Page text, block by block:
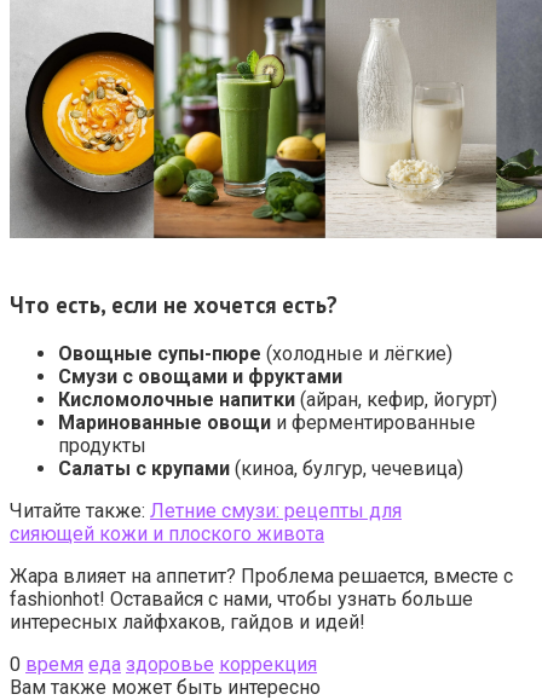
Что есть, если не хочется есть?
Овощные супы-пюре (холодные и лёгкие)
Смузи с овощами и фруктами
Кисломолочные напитки (айран, кефир, йогурт)
Маринованные овощи и ферментированные
продукты
Салаты с крупами (киноа, булгур, чечевица)
Читайте также: Летние смузи: рецепты для
сияющей кожи и плоского живота
Жара влияет на аппетит? Проблема решается, вместе с
fashionhot! Оставайся с нами, чтобы узнать больше
интересных лайфхаков, гайдов и идей!
0 время еда здоровье коррекция
Вам также может быть интересно